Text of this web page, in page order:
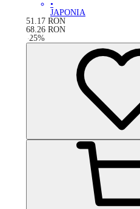
•
JAPONIA
51.17 RON
68.26 RON
-25%